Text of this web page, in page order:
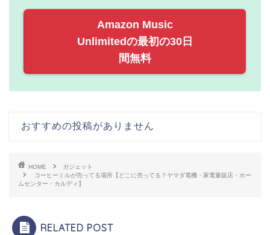
Amazon Music
Unlimitedの最初の30日
間無料
おすすめの投稿がありません
HOME
ガジェット
コーヒーミルが売ってる場所【どこに売ってる？ヤマダ電機・家電量販店・ホー
ムセンター・カルディ】
RELATED POST